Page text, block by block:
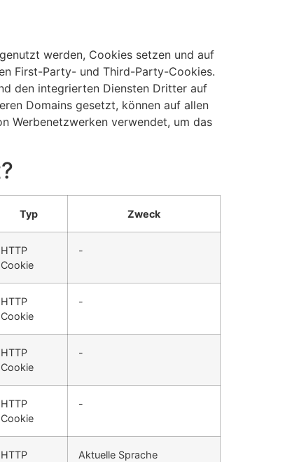
werden, Cookies setzen und auf
First-Party- und Third-Party-Cookies.
den integrierten Diensten Dritter auf
Domains gesetzt, können auf allen
Werbenetzwerken verwendet, um das
Typ Zweck
HTTP
Cookie
-
HTTP
Cookie
-
HTTP
Cookie
-
HTTP
Cookie
-
HTTP
Aktuelle Sprache